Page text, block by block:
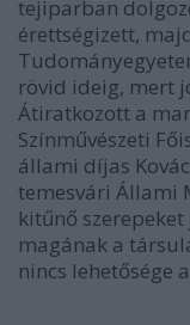
tejiparban
érettségizett,
rövid ideig, mert
Átiratkozott a
Színművészeti
állami díjas
temesvári Állami
kitűnő
magának a
nincs lehetősége